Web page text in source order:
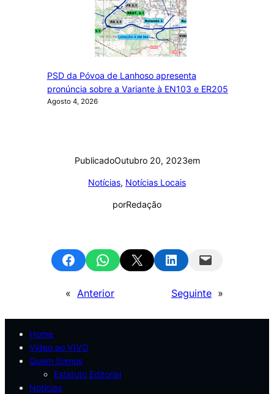
PSD da Póvoa de Lanhoso apresenta
pronúncia sobre a Variante à EN103 e ER205
Agosto 4, 2026
PublicadoOutubro 20, 2023em
Notícias, Notícias Locais
porRedação
Share on FacebookShare on WhatsApp
Email this Page Share on LinkedInEmail this Page
« Anterior Seguinte »
Home
Vídeo ao VIVO
Quem Somos
Estatuto Editorial
Notícias